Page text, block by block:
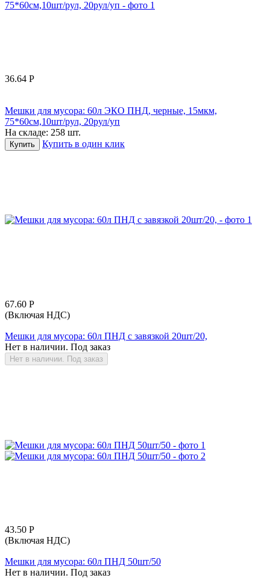
36.64 Р
Мешки для мусора: 60л ЭКО ПНД, черные, 15мкм,
75*60см,10шт/рул, 20рул/уп
На складе: 258 шт.
Купить Купить в один клик
67.60 Р
(Включая НДС)
Мешки для мусора: 60л ПНД с завязкой 20шт/20,
Нет в наличии. Под заказ
Нет в наличии. Под заказ
43.50 Р
(Включая НДС)
Мешки для мусора: 60л ПНД 50шт/50
Нет в наличии. Под заказ